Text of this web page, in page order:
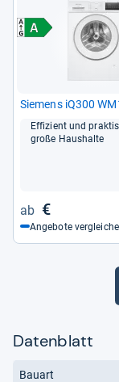
Sie­mens iQ300
Effi­zi­ent und
große Haus­halte
€
Angebote
Datenblatt
Bauart